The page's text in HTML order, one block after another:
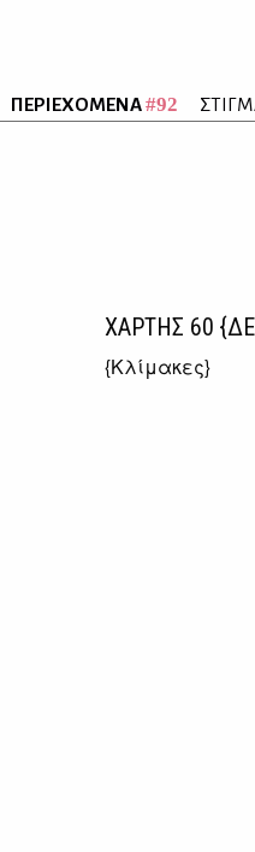
ΠΕΡΙΕΧΟΜΕΝΑ#92
ΧΑΡΤΗΣ 60
{Κλίμακες}